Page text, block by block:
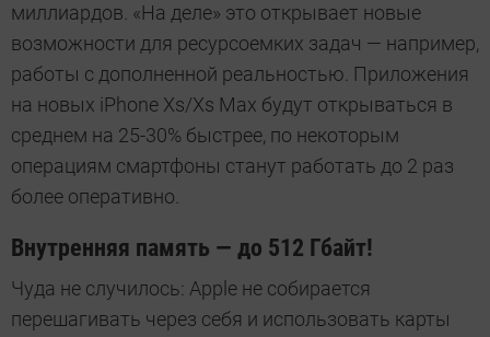
миллиардов. «На деле» это открывает новые
возможности для ресурсоемких задач — например,
работы с дополненной реальностью. Приложения
на новых iPhone Xs/Xs Max будут открываться в
среднем на 25-30% быстрее, по некоторым
операциям смартфоны станут работать до 2 раз
более оперативно.
Внутренняя память — до 512 Гбайт!
Чуда не случилось: Apple не собирается
перешагивать через себя и использовать карты